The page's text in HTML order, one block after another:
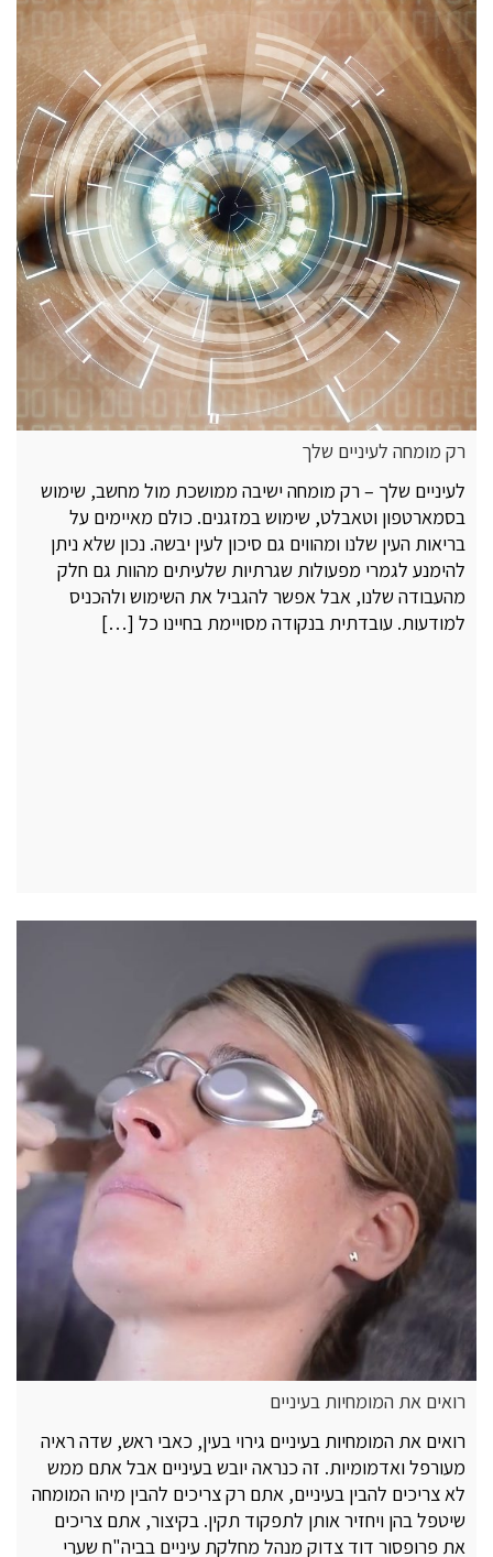
רק מומחה לעיניים שלך
לעיניים שלך – רק מומחה ישיבה ממושכת מול מחשב, שימוש
בסמארטפון וטאבלט, שימוש במזגנים. כולם מאיימים על
בריאות העין שלנו ומהווים גם סיכון לעין יבשה. נכון שלא ניתן
להימנע לגמרי מפעולות שגרתיות שלעיתים מהוות גם חלק
מהעבודה שלנו, אבל אפשר להגביל את השימוש ולהכניס
למודעות. עובדתית בנקודה מסויימת בחיינו כל […]
רואים את המומחיות בעיניים
רואים את המומחיות בעיניים גירוי בעין, כאבי ראש, שדה ראיה
מעורפל ואדמומיות. זה כנראה יובש בעיניים אבל אתם ממש
לא צריכים להבין בעיניים, אתם רק צריכים להבין מיהו המומחה
שיטפל בהן ויחזיר אותן לתפקוד תקין. בקיצור, אתם צריכים
את פרופסור דוד צדוק מנהל מחלקת עיניים בביה"ח שערי